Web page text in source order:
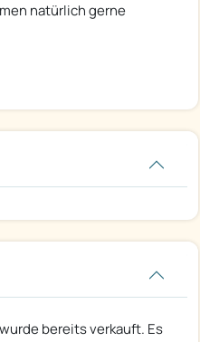
natürlich gerne
bereits verkauft. Es